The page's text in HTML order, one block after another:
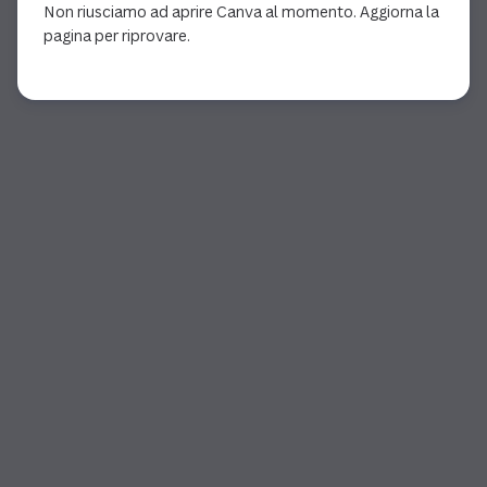
Non riusciamo ad aprire Canva al momento. Aggiorna la
pagina per riprovare.